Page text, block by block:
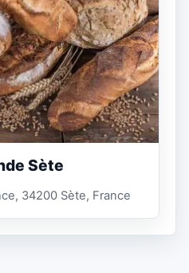
Sète
34200 Sète, France